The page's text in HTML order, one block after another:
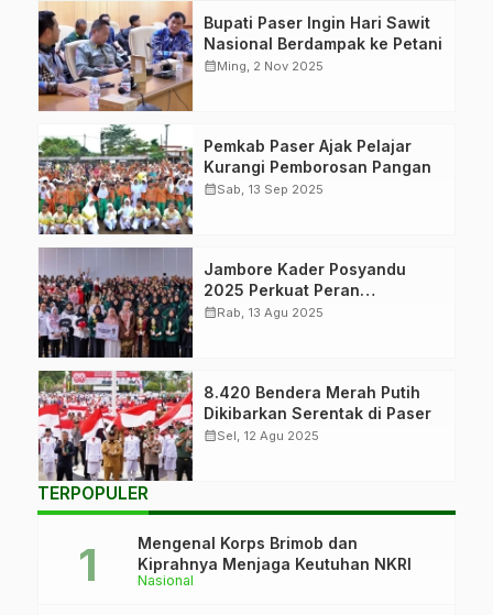
Bupati Paser Ingin Hari Sawit
Nasional Berdampak ke Petani
calendar_monthMing, 2 Nov 2025
Pemkab Paser Ajak Pelajar
Kurangi Pemborosan Pangan
calendar_monthSab, 13 Sep 2025
Jambore Kader Posyandu
2025 Perkuat Peran
Kesehatan Paser
calendar_monthRab, 13 Agu 2025
8.420 Bendera Merah Putih
Dikibarkan Serentak di Paser
calendar_monthSel, 12 Agu 2025
TERPOPULER
Nasional
Mengenal Korps Brimob dan
Kiprahnya Menjaga Keutuhan NKRI